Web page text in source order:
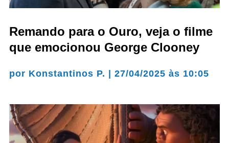
Remando para o Ouro, veja o filme
que emocionou George Clooney
por Konstantinos P. | 27/04/2025 às 10:05